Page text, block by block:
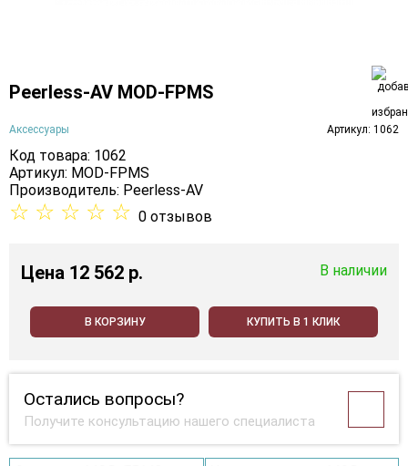
Peerless-AV MOD-FPMS
Аксессуары Артикул: 1062
Код товара: 1062
Артикул: MOD-FPMS
Производитель: Peerless-AV
☆ ☆ ☆ ☆ ☆ 0 отзывов
Цена 12 562 p. В наличии
В КОРЗИНУ КУПИТЬ В 1 КЛИК
Остались вопросы?
Получите консультацию нашего специалиста